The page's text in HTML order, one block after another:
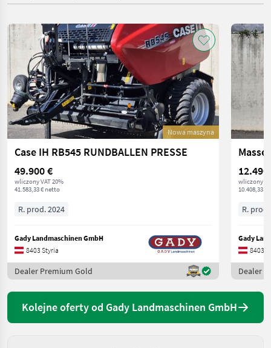
Nowa maszyna
Case IH RB545 RUNDBALLEN PRESSE
49.900 €
wliczony VAT 20%
41.583,33 € netto
R. prod. 2024
Gady Landmaschinen GmbH
8403 Styria
Dealer Premium Gold
12.490
wliczony
10.408,33 €
R.
Gady
8403
Dealer
Kolejne oferty od Gady Landmaschinen GmbH